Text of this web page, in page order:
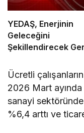
YEDAŞ, Enerjinin
Geleceğini
Şekillendirecek
Ücretli
2026 Mart ayında
sanayi
%6,4 arttı ve